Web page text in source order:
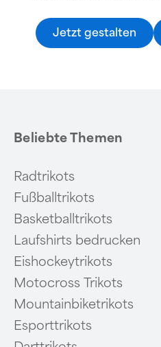
Jetzt gestalten
Beliebte Themen
Radtrikots
Fußballtrikots
Basketballtrikots
Laufshirts bedrucken
Eishockeytrikots
Motocross Trikots
Mountainbiketrikots
Esporttrikots